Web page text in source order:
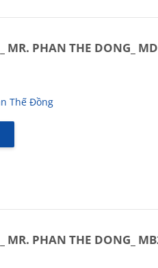
PHAN THE DONG_
Thế Đồng
PHAN THE DONG_